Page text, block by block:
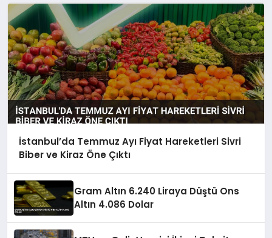
İstanbul’da Temmuz Ayı Fiyat Hareketleri Sivri
Biber ve Kiraz Öne Çıktı
Gram Altın 6.240 Liraya Düştü Ons
Altın 4.086 Dolar